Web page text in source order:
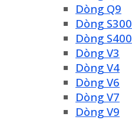
Dòng Q9
Dòng S300
Dòng S400
Dòng V3
Dòng V4
Dòng V6
Dòng V7
Dòng V9